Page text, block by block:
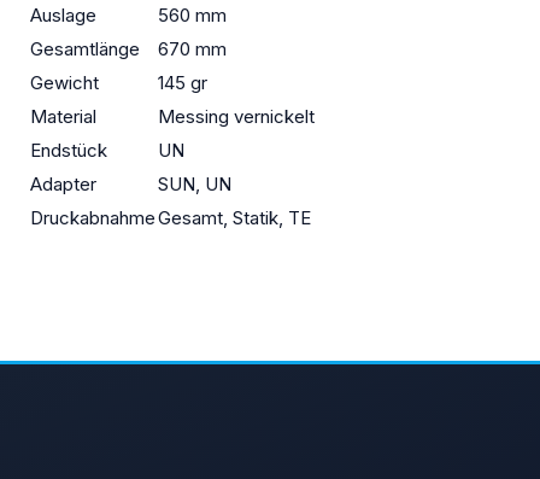
Transponder
Auslage
560 mm
Gesamtlänge
670 mm
Gewicht
145 gr
Material
Messing vernickelt
Endstück
UN
Adapter
SUN, UN
DruckabnahmeGesamt, Statik, TE